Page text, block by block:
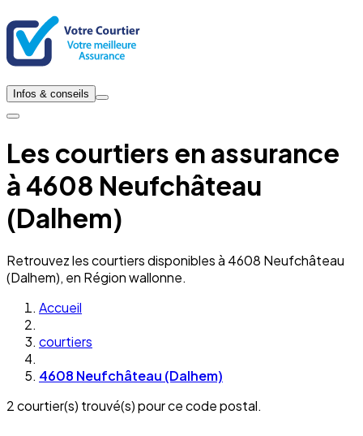
Infos & conseils
Les courtiers en assurance
à 4608 Neufchâteau
(Dalhem)
Retrouvez les courtiers disponibles à 4608 Neufchâteau
(Dalhem), en Région wallonne.
Accueil
courtiers
4608 Neufchâteau (Dalhem)
2 courtier(s) trouvé(s) pour ce code postal.